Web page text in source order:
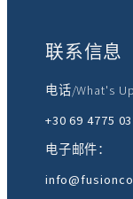
联系信息
电话/What's
+30 69 4775
电子邮件：